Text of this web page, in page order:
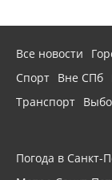
Все новости
Спорт Вне СПб
Транспорт
Погода в Санкт-